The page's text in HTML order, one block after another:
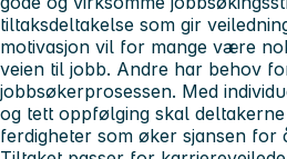
tiltaksdeltakelse som gir
motivasjon vil for mange være
veien til jobb. Andre har behov
jobbsøkerprosessen. Med
og tett oppfølging skal
ferdigheter som øker sjansen for